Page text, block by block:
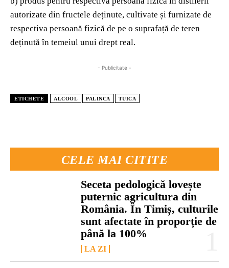
CELE MAI CITITE
Seceta pedologică lovește
puternic agricultura din
România. În Timiș, culturile
sunt afectate în proporție de
până la 100%
LA ZI
autorizate din fructele deținute, cultivate și furnizate de
respectiva persoană fizică de pe o suprafață de teren
deținută în temeiul unui drept real.
- Publicitate -
ETICHETE ALCOOL PALINCA TUICA